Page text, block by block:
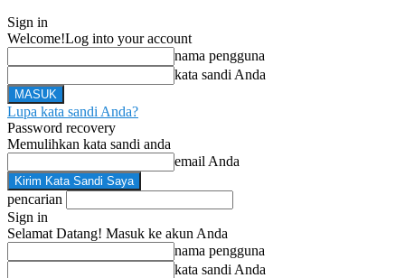
Sign in
Welcome!Log into your account
nama pengguna
kata sandi Anda
Lupa kata sandi Anda?
Password recovery
Memulihkan kata sandi anda
email Anda
pencarian
Sign in
Selamat Datang! Masuk ke akun Anda
nama pengguna
kata sandi Anda